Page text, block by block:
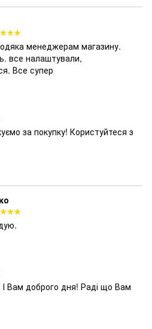
менеджерам магазину.
все налаштували,
Все супер
за покупку! Користуйтеся з
Вам доброго дня! Раді що Вам